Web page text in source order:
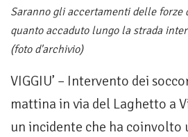
Saranno gli accertamenti delle
quanto accaduto lungo la strada
(foto d'archivio)
VIGGIU’ – Intervento dei
mattina in via del Laghetto a
un incidente che ha coinvolto